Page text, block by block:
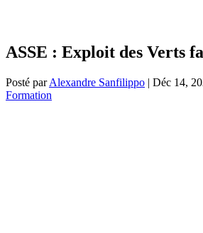
ASSE : Exploit des Verts
Posté parAlexandre Sanfilippo | Déc 14,
Formation